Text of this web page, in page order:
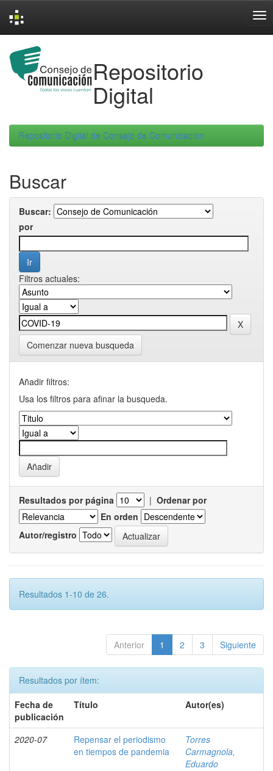
navigation
Repositorio
Digital
Repositorio Digital de Consejo de Comunicacion
Buscar
Buscar:
por
Filtros actuales:
Comenzar nueva busqueda
Añadir filtros:
Usa los filtros para afinar la busqueda.
Resultados por página | Ordenar por
En orden
Autor/registro
Resultados 1-10 de 26.
Anterior 1 2 3 Siguiente
Resultados por ítem:
Fecha de
publicación
Título Autor(es)
2020-07
Repensar el periodismo
en tiempos de pandemia
Torres
Carmagnola,
Eduardo